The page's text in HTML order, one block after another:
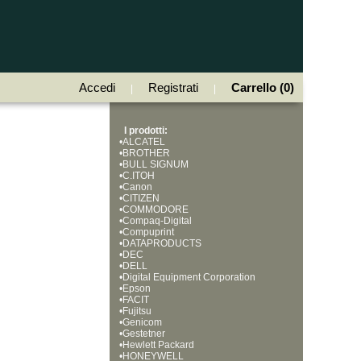
Accedi Registrati Carrello (0)
I prodotti:
•ALCATEL
•BROTHER
•BULL SIGNUM
•C.ITOH
•Canon
•CITIZEN
•COMMODORE
•Compaq-Digital
•Compuprint
•DATAPRODUCTS
•DEC
•DELL
•Digital Equipment Corporation
•Epson
•FACIT
•Fujitsu
•Genicom
•Gestetner
•Hewlett Packard
•HONEYWELL